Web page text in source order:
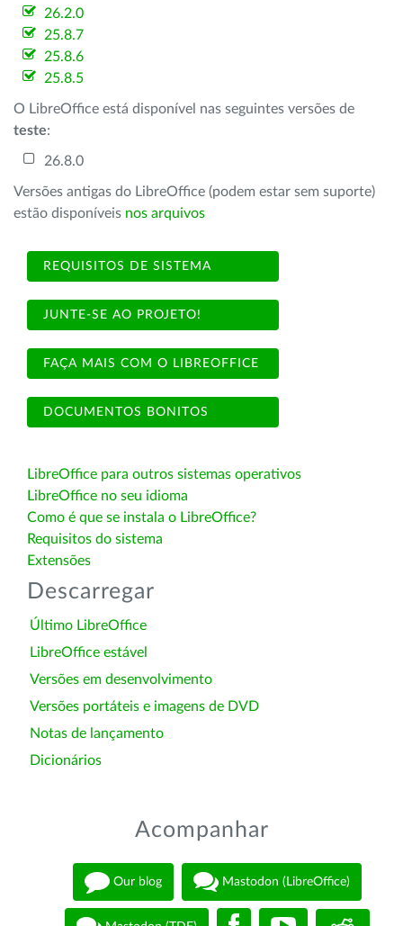
26.2.0
25.8.7
25.8.6
25.8.5
O LibreOffice está disponível nas seguintes versões de
teste:
26.8.0
Versões antigas do LibreOffice (podem estar sem suporte)
estão disponíveis nos arquivos
REQUISITOS DE SISTEMA
JUNTE-SE AO PROJETO!
FAÇA MAIS COM O LIBREOFFICE
DOCUMENTOS BONITOS
LibreOffice para outros sistemas operativos
LibreOffice no seu idioma
Como é que se instala o LibreOffice?
Requisitos do sistema
Extensões
Descarregar
Último LibreOffice
LibreOffice estável
Versões em desenvolvimento
Versões portáteis e imagens de DVD
Notas de lançamento
Dicionários
Acompanhar
Our blog Mastodon (LibreOffice)